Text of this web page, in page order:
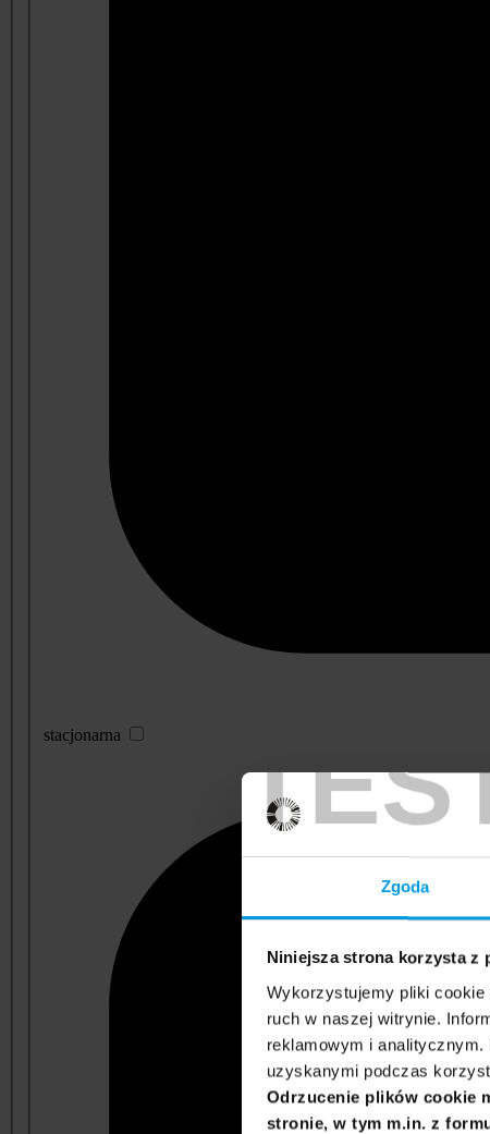
Zgoda
Niniejsza strona korzysta z
Wykorzystujemy pliki cookie
ruch w naszej witrynie.
reklamowym i
uzyskanymi podczas
Odrzucenie plików cookie
stronie, w tym m.in. z
stacjonarna